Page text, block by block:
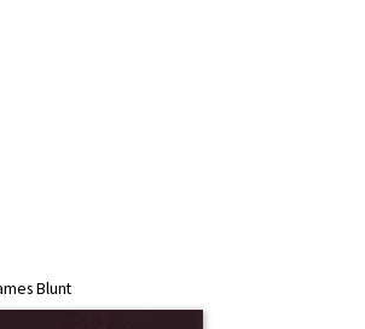
Blunt